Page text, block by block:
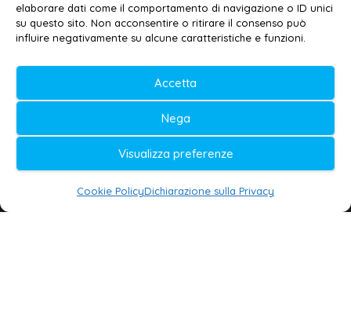
elaborare dati come il comportamento di navigazione o ID unici
su questo sito. Non acconsentire o ritirare il consenso può
influire negativamente su alcune caratteristiche e funzioni.
Accetta
Nega
Visualizza preferenze
Cookie PolicyDichiarazione sulla Privacy
Privacy policy –Cookie policy
Testata iscritta al n. 11/2020 Registro della
Stampa Tribunale di Lecce
Editore e direttore responsabile:
Daniele G. Masciullo